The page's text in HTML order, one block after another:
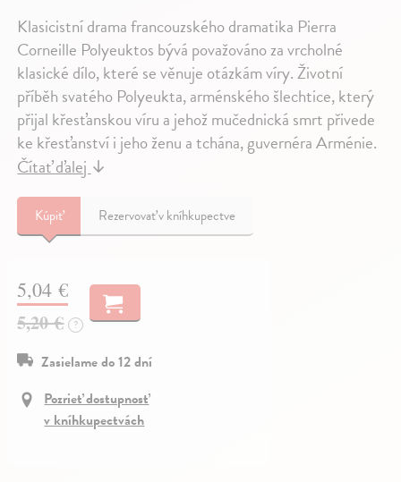
Klasicistní drama francouzského dramatika Pierra
Corneille Polyeuktos bývá považováno za vrcholné
klasické dílo, které se věnuje otázkám víry. Životní
příběh svatého Polyeukta, arménského šlechtice, který
přijal křesťanskou víru a jehož mučednická smrt přivede
ke křesťanství i jeho ženu a tchána, guvernéra Arménie.
Čítať ďalej↓
Kúpiť Rezervovať v kníhkupectve
5,04 €
5,20 € ?
Zasielame do 12 dní
Pozrieť dostupnosť
v kníhkupectvách